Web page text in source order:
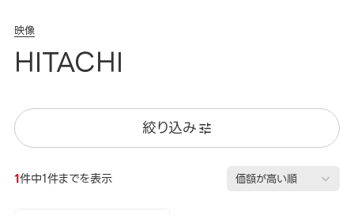
映像
HITACHI
絞り込み
1件中1件までを表示